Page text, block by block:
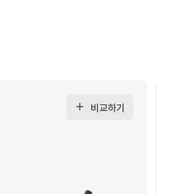
비교하기